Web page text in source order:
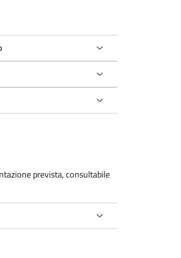
prevista, consultabile